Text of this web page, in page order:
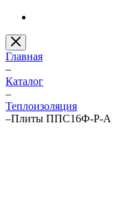
Главная
–
Каталог
–
Теплоизоляция
–Плиты ППС16Ф-Р-А